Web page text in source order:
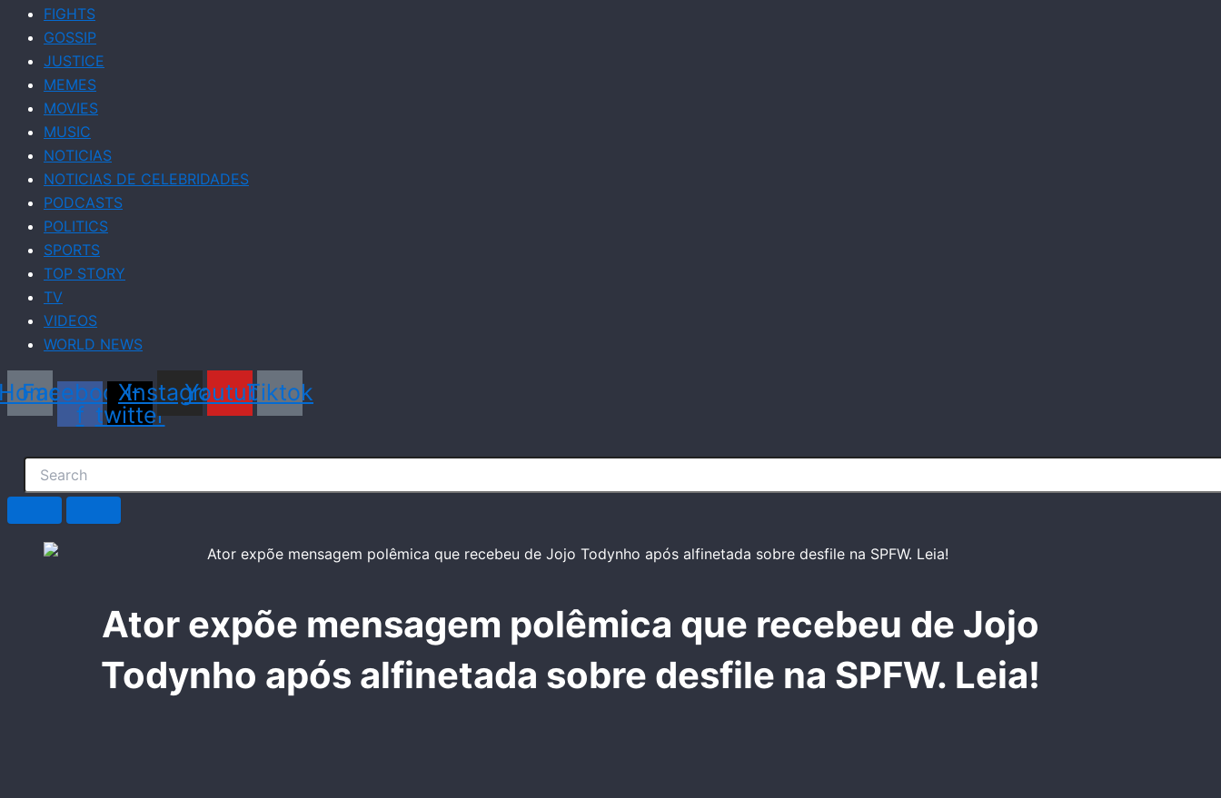
FIGHTS
GOSSIP
JUSTICE
MEMES
MOVIES
MUSIC
NOTICIAS
NOTICIAS DE CELEBRIDADES
PODCASTS
POLITICS
SPORTS
TOP STORY
TV
VIDEOS
WORLD NEWS
Facebook-
f
X-
twitter
Instagram
YoutubeTiktok
Ator expõe mensagem polêmica que recebeu de Jojo
Todynho após alfinetada sobre desfile na SPFW. Leia!